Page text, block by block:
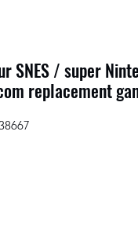
SNES / super
replacement